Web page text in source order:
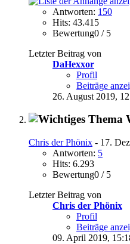
Antworten: 150
Hits: 43.415
Bewertung0 / 5
Letzter Beitrag von
DaHexxor
Profil
Beiträge
26. August 2019,
Chris der Phönix - 17.
Antworten: 5
Hits: 6.293
Bewertung0 / 5
Letzter Beitrag von
Chris der Phönix
Profil
Beiträge
09. April 2019,